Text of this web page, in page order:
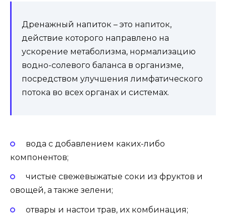
Дренажный напиток – это напиток,
действие которого направлено на
ускорение метаболизма, нормализацию
водно-солевого баланса в организме,
посредством улучшения лимфатического
потока во всех органах и системах.
вода с добавлением каких-либо
компонентов;
чистые свежевыжатые соки из фруктов и
овощей, а также зелени;
отвары и настои трав, их комбинация;